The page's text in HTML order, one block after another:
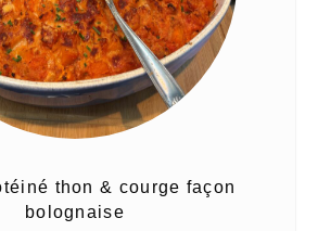
thon & courge façon
bolognaise